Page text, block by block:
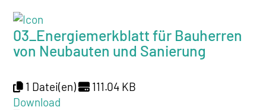
03_Energiemerkblatt für Bauherren
von Neubauten und Sanierung
1 Datei(en)
111.04 KB
Download